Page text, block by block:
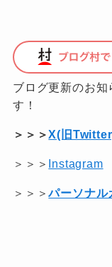
ブログ更新のお知
す！
＞＞＞X(旧
＞＞＞ Instagram
＞＞＞パーソナル